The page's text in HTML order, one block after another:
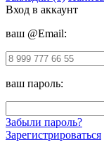
Вход в аккаунт
ваш @Email:
ваш пароль:
Забыли пароль?
Зарегистрироваться